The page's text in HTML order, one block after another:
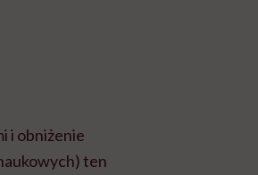
i obniżenie
ten